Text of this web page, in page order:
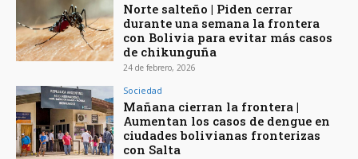
Norte salteño | Piden cerrar
durante una semana la frontera
con Bolivia para evitar más casos
de chikunguña
24 de febrero, 2026
Sociedad
Mañana cierran la frontera |
Aumentan los casos de dengue en
ciudades bolivianas fronterizas
con Salta